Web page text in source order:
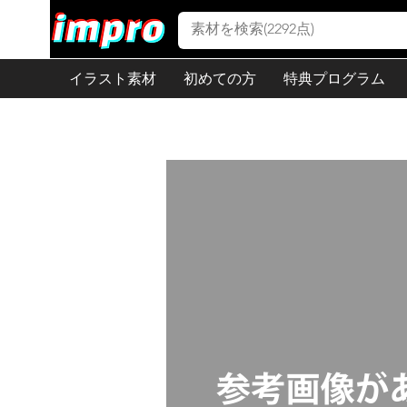
イラスト素材 初めての方 特典プログラム